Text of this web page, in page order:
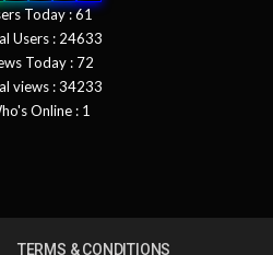
Today : 61
Users : 24633
Today : 72
views : 34233
Online : 1
TERMS & CONDITIONS